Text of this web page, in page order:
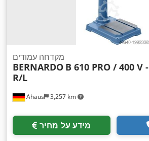
Ahaus 3,257 km
מקדחה עמודים
BERNARDO B 610 PRO / 400 V -
R/L
מידע על מחיר